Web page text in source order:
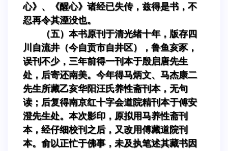
心》、《醒心》诸经已失传，兹得是书，不
忍再令其湮没也。
（五）本书原刊于清光绪十年，版存四
川自流井（今自贡市自井区），鲁鱼亥豕，
误刊不少，三年前得一刊本于殷启唐先生
处，后寄还南美。今年得马炳文、马杰康二
先生所藏乙亥华阳汪氏养性斋刊本，无句
读；后复得南京红十字会道院精刊本于傅安
澄先生处。本次影印，原拟用马养性斋刊
本，经仔细校刊之后，又改用傅藏道院刊
本。俞以正忙于佛事，未及执笔述其藏书因